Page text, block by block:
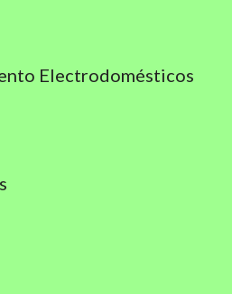
Electrodomésticos